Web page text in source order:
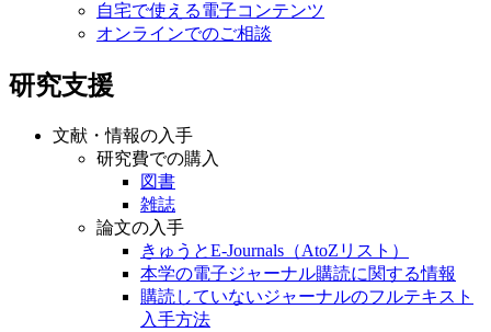
自宅で使える電子コンテンツ
オンラインでのご相談
研究支援
文献・情報の入手
研究費での購入
図書
雑誌
論文の入手
きゅうとE-Journals（AtoZリスト）
本学の電子ジャーナル購読に関する情報
購読していないジャーナルのフルテキスト
入手方法